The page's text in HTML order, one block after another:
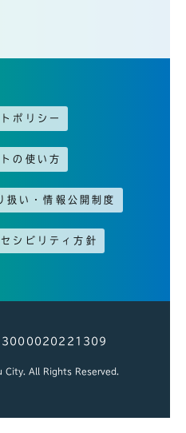
ポリシー
の使い方
扱い・情報公開制度
シビリティ方針
3000020221309
City. All Rights Reserved.